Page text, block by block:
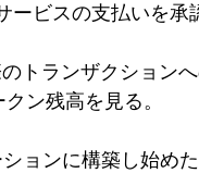
ービスの支払いを承
トランザクションへ
ン残高を見る。
ョンに構築し始め